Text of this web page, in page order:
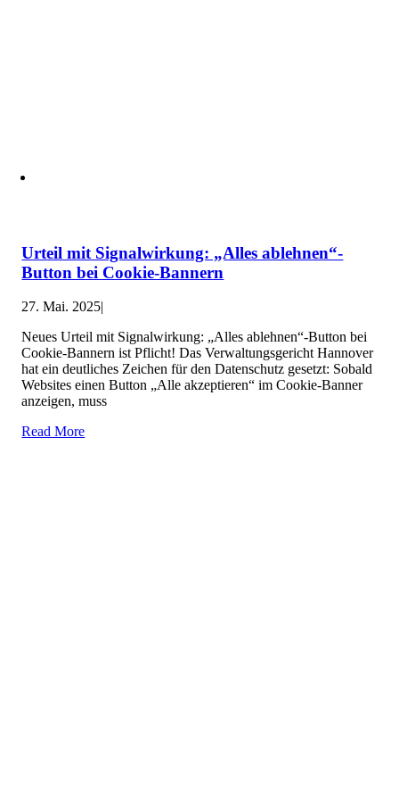
Urteil mit Signalwirkung: „Alles ablehnen“-
Button bei Cookie-Bannern
27. Mai. 2025|
Neues Urteil mit Signalwirkung: „Alles ablehnen“-Button bei
Cookie-Bannern ist Pflicht! Das Verwaltungsgericht Hannover
hat ein deutliches Zeichen für den Datenschutz gesetzt: Sobald
Websites einen Button „Alle akzeptieren“ im Cookie-Banner
anzeigen, muss
Read More